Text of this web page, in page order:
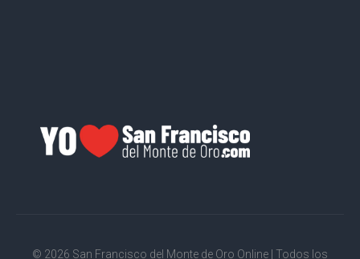
© 2026 San Francisco del Monte de Oro Online | Todos los